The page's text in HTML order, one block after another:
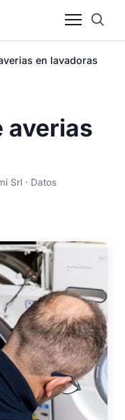
en lavadoras
averias
Srl · Datos